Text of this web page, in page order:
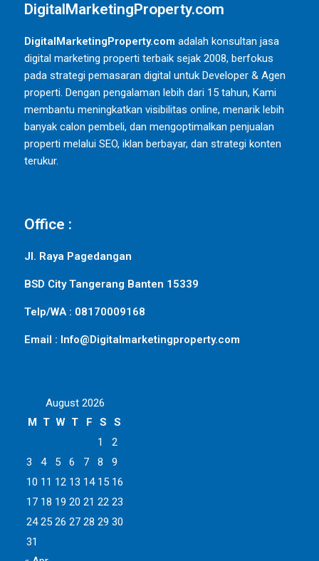
DigitalMarketingProperty.com
DigitalMarketingProperty.com adalah konsultan jasa
digital marketing properti terbaik sejak 2008, berfokus
pada strategi pemasaran digital untuk Developer & Agen
properti. Dengan pengalaman lebih dari 15 tahun, Kami
membantu meningkatkan visibilitas online, menarik lebih
banyak calon pembeli, dan mengoptimalkan penjualan
properti melalui SEO, iklan berbayar, dan strategi konten
terukur.
Office :
Jl. Raya Pagedangan
BSD City Tangerang Banten 15339
Telp/WA : 08170009168
Email : Info@Digitalmarketingproperty.com
August 2026
M T W T F S
S
1
2
3
4 5 6 7 8
9
10 11 12 13 14 15 16
17 18 19 20 21 22 23
24 25 26 27 28 29 30
31